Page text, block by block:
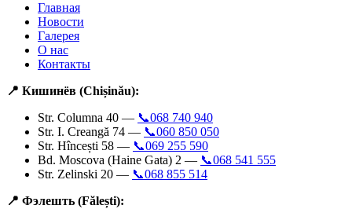
Главная
Новости
Галерея
О нас
Контакты
📍 Кишинёв (Chișinău):
Str. Columna 40 — 📞068 740 940
Str. I. Creangă 74 — 📞060 850 050
Str. Hîncești 58 — 📞069 255 590
Bd. Moscova (Haine Gata) 2 — 📞068 541 555
Str. Zelinski 20 — 📞068 855 514
📍 Фэлешть (Fălești):